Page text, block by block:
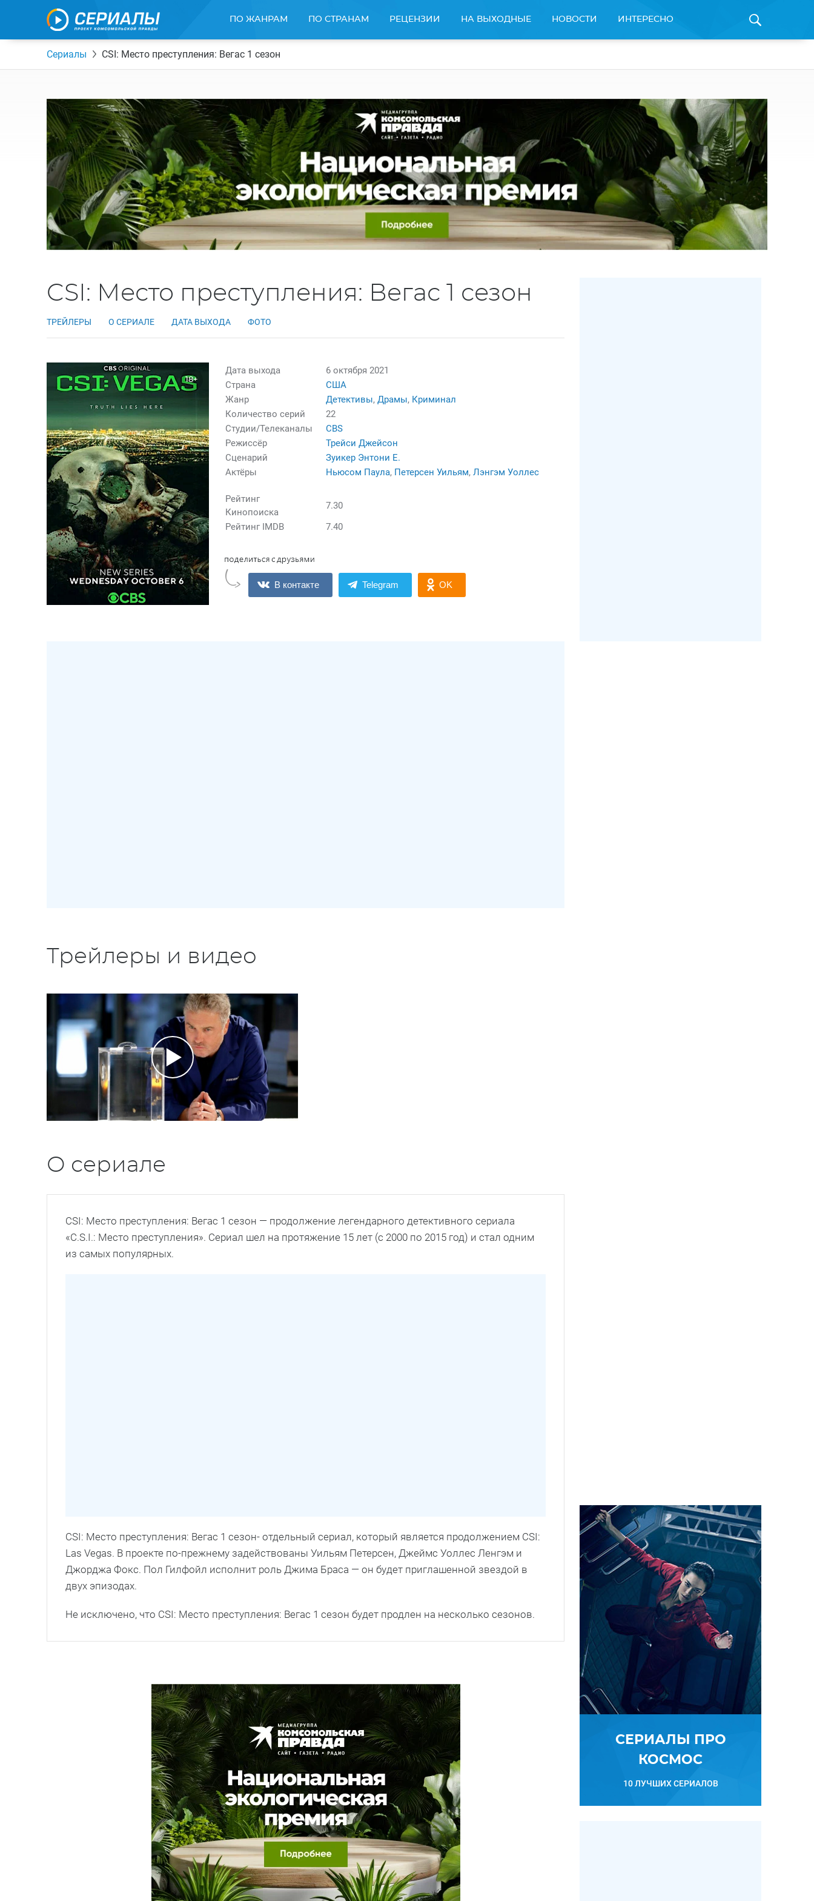
ПО ЖАНРАМ ПО СТРАНАМ РЕЦЕНЗИИ НА ВЫХОДНЫЕ НОВОСТИ ИНТЕРЕСНО
Сериалы CSI: Место преступления: Вегас 1 сезон
CSI: Место преступления: Вегас 1 сезон
ТРЕЙЛЕРЫ О СЕРИАЛЕ ДАТА ВЫХОДА ФОТО
18+
Дата выхода
6 октября 2021
Страна
США
Жанр
Детективы, Драмы, Криминал
Количество серий
22
Студии/Телеканалы
CBS
Режиссёр
Трейси Джейсон
Сценарий
Зуикер Энтони Е.
Актёры
Ньюсом Паула, Петерсен Уильям,Лэнгэм Уоллес
Рейтинг
Кинопоиска
7.30
Рейтинг IMDB
7.40
В контакте Telegram OK
Трейлеры и видео
О сериале
CSI: Место преступления: Вегас 1 сезон — продолжение легендарного детективного сериала
«C.S.I.: Место преступления». Сериал шел на протяжение 15 лет (с 2000 по 2015 год) и стал одним
из самых популярных.
CSI: Место преступления: Вегас 1 сезон- отдельный сериал, который является продолжением CSI:
Las Vegas. В проекте по-прежнему задействованы Уильям Петерсен, Джеймс Уоллес Ленгэм и
Джорджа Фокс. Пол Гилфойл исполнит роль Джима Браса — он будет приглашенной звездой в
двух эпизодах.
Не исключено, что CSI: Место преступления: Вегас 1 сезон будет продлен на несколько сезонов.
СЕРИАЛЫ ПРО
КОСМОС
10 ЛУЧШИХ СЕРИАЛОВ